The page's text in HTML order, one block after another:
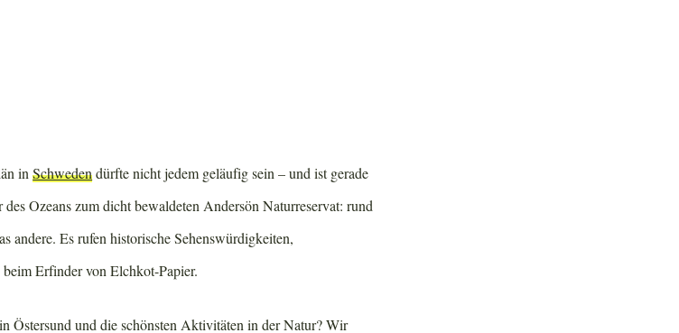
inSchwedendürfte nicht jedem geläufig sein – und ist gerade
Ozeans zum dicht bewaldeten Andersön Naturreservat: rund
andere. Es rufen historische Sehenswürdigkeiten,
Erfinder von Elchkot-Papier.
Östersund und die schönsten Aktivitäten in der Natur? Wir